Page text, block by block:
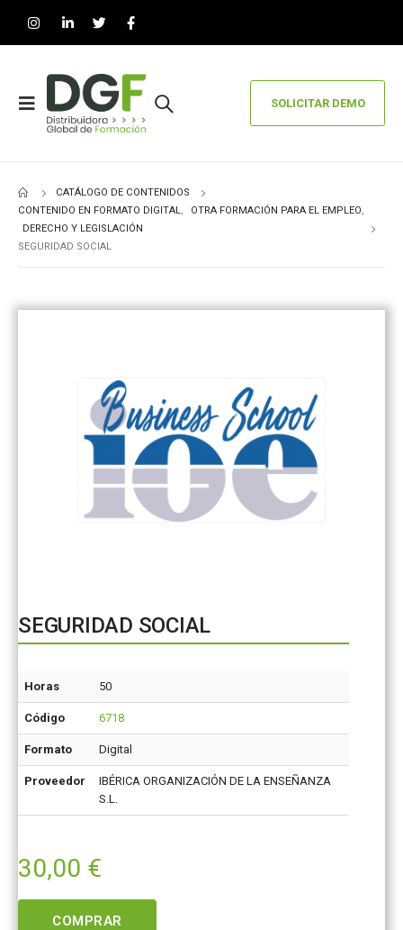
SOLICITAR DEMO
CATÁLOGO DE CONTENIDOS
CONTENIDO EN FORMATO DIGITAL, OTRA FORMACIÓN PARA EL EMPLEO,
DERECHO Y LEGISLACIÓN
SEGURIDAD SOCIAL
SEGURIDAD SOCIAL
Horas 50
Código 6718
Formato Digital
Proveedor
IBÉRICA ORGANIZACIÓN DE LA ENSEÑANZA
S.L.
30,00 €
COMPRAR